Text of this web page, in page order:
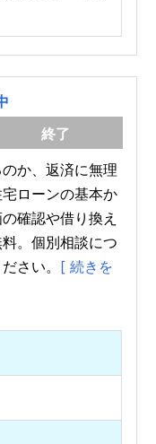
終了
か、返済に無理
ローンの基本か
確認や借り換え
。個別相談につ
さい。 [ 続きを